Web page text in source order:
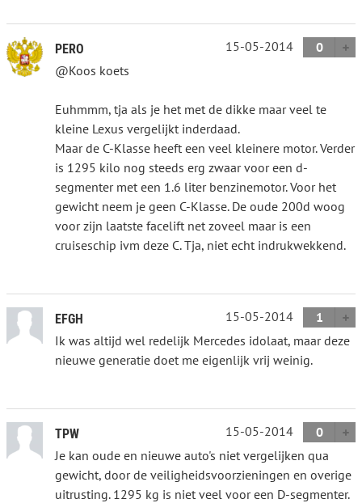
PERO 15-05-2014
0
@Koos koets
Euhmmm, tja als je het met de dikke maar veel te
kleine Lexus vergelijkt inderdaad.
Maar de C-Klasse heeft een veel kleinere motor. Verder
is 1295 kilo nog steeds erg zwaar voor een d-
segmenter met een 1.6 liter benzinemotor. Voor het
gewicht neem je geen C-Klasse. De oude 200d woog
voor zijn laatste facelift net zoveel maar is een
cruiseschip ivm deze C. Tja, niet echt indrukwekkend.
EFGH 15-05-2014
1
Ik was altijd wel redelijk Mercedes idolaat, maar deze
nieuwe generatie doet me eigenlijk vrij weinig.
TPW 15-05-2014
0
Je kan oude en nieuwe auto's niet vergelijken qua
gewicht, door de veiligheidsvoorzieningen en overige
uitrusting. 1295 kg is niet veel voor een D-segmenter.